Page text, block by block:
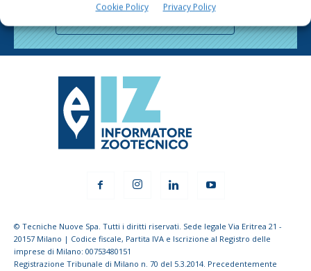
Cookie Policy Privacy Policy
© Tecniche Nuove Spa. Tutti i diritti riservati. Sede legale Via Eritrea 21 -
20157 Milano | Codice fiscale, Partita IVA e Iscrizione al Registro delle
imprese di Milano: 00753480151
Registrazione Tribunale di Milano n. 70 del 5.3.2014. Precedentemente